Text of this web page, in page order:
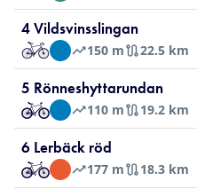
4 Vildsvinsslingan
150 m 22.5 km
5 Rönneshyttarundan
110 m 19.2 km
6 Lerbäck röd
177 m 18.3 km